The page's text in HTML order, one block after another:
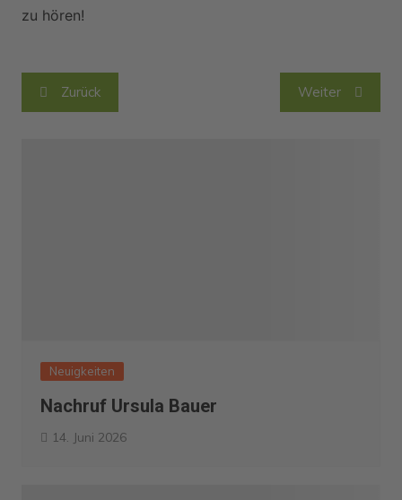
zu hören!
Beitragsnavigation
Zurück Weiter
Neuigkeiten
Nachruf Ursula Bauer
14. Juni 2026